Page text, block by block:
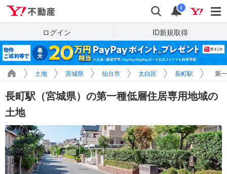
検索 通知
i
ログイン ID新規取得
土地 宮城県 仙台市 太白区 長町駅 第
長町駅（宮城県）の第一種低層住居専用地域の
土地